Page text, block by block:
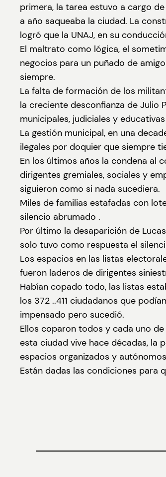
primera, la tarea estuvo a cargo
a año saqueaba la ciudad. La
logró que la UNAJ, en su
El maltrato como lógica, el
negocios para un puñado de
siempre.
La falta de formación de los
la creciente desconfianza de Julio
municipales, judiciales y
La gestión municipal, en una
ilegales por doquier que siempre
En los últimos años la condena al
dirigentes gremiales, sociales y
siguieron como si nada sucediera.
Miles de familias estafadas con
silencio abrumado .
Por último la desaparición de
solo tuvo como respuesta el
Los espacios en las listas
fueron laderos de dirigentes
Habían copado todo, las listas
los 372 ..411 ciudadanos que
impensado pero sucedió.
Ellos coparon todos y cada uno
esta ciudad vive hace décadas, la
espacios organizados y
Están dadas las condiciones para